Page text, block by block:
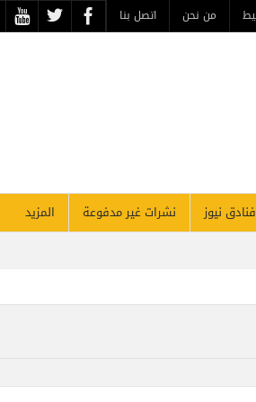
من نحن اتصل بنا
فنادق نيوز نشرات غير مدفوعة
المزيد
يحتفل غداً بذكرى مرور 26 عاماً على افتتاحه